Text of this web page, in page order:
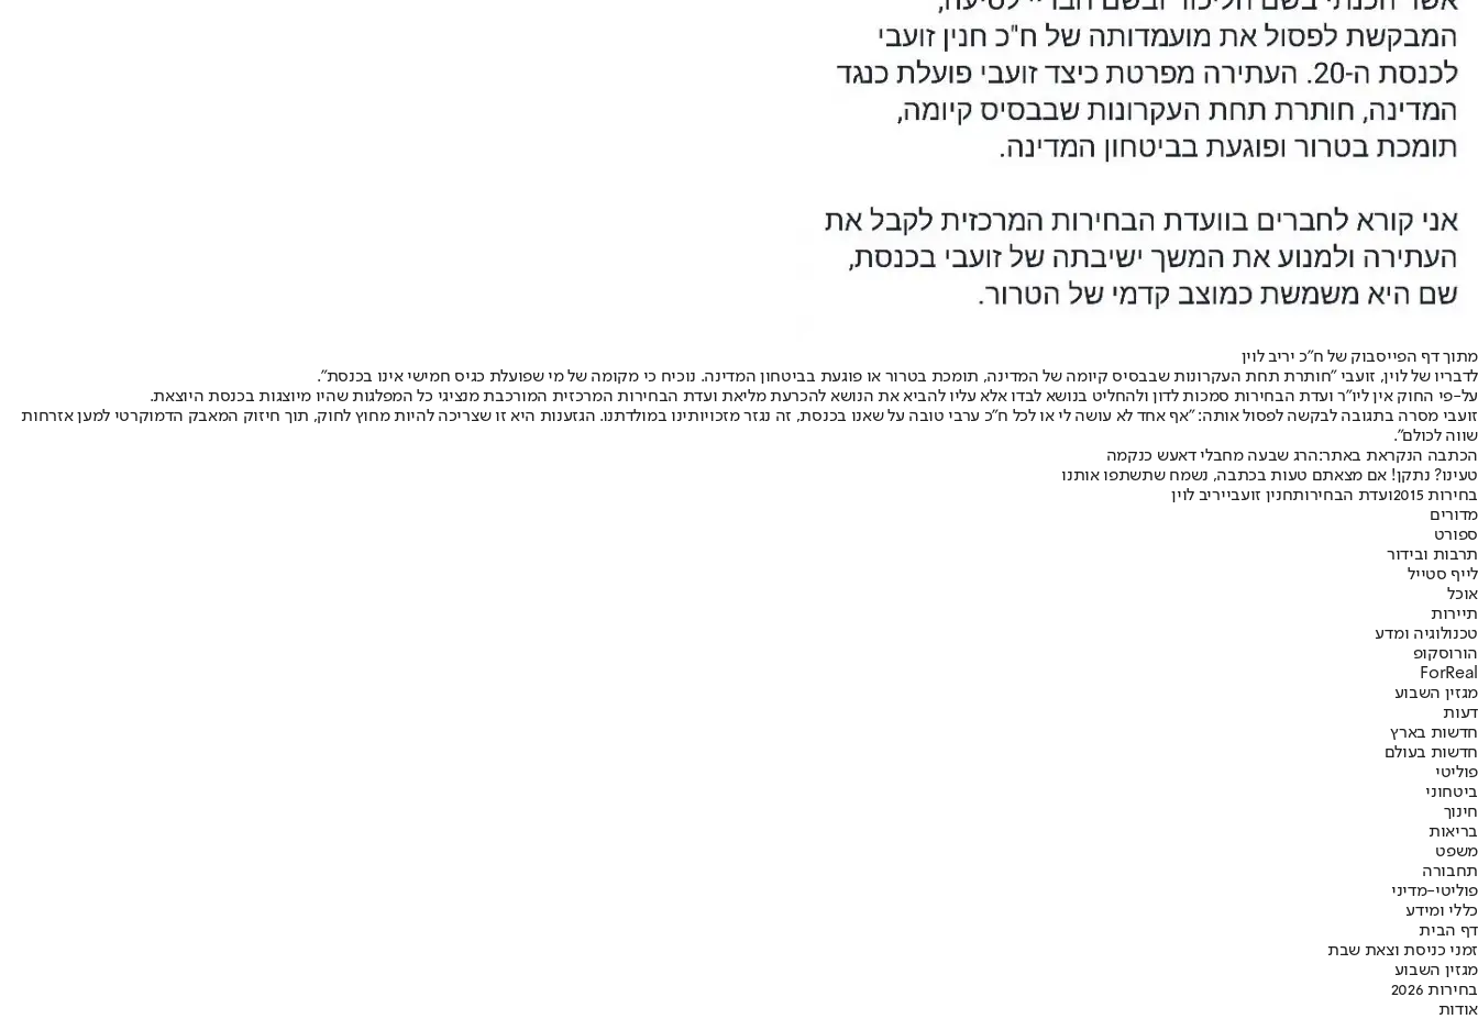
מתוך דף הפייסבוק של ח"כ יריב לוין
לדבריו של לוין, זועבי "חותרת תחת העקרונות שבבסיס קיומה של המדינה, תומכת בטרור או פוגעת בביטחון המדינה. נוכיח כי מקומה של מי שפועלת כגיס חמישי אינו בכנסת".
על-פי החוק אין ליו"ר ועדת הבחירות סמכות לדון ולהחליט בנושא לבדו אלא עליו להביא את הנושא להכרעת מליאת ועדת הבחירות המרכזית המורכבת מנציגי כל המפלגות שהיו מיוצגות בכנסת היוצאת.
זועבי מסרה בתגובה לבקשה לפסול אותה: "אף אחד לא עושה לי או לכל ח"כ ערבי טובה על שאנו בכנסת, זה נגזר מזכויותינו במולדתנו. הגזענות היא זו שצריכה להיות מחוץ לחוק, תוך חיזוק המאבק הדמוקרטי למען אזרחות
שווה לכולם".
הכתבה הנקראת באתר:הרג שבעה מחבלי דאעש כנקמה
טעינו? נתקן! אם מצאתם טעות בכתבה, נשמח שתשתפו אותנו
בחירות 2015
ועדת הבחירותחנין זועבייריב לוין
מדורים
ספורט
תרבות ובידור
לייף סטייל
אוכל
תיירות
טכנולוגיה ומדע
הורוסקופ
ForReal
מגזין השבוע
דעות
חדשות בארץ
חדשות בעולם
פוליטי
ביטחוני
חינוך
בריאות
משפט
תחבורה
פוליטי-מדיני
כללי ומידע
דף הבית
זמני כניסת וצאת שבת
מגזין השבוע
בחירות 2026
אודות